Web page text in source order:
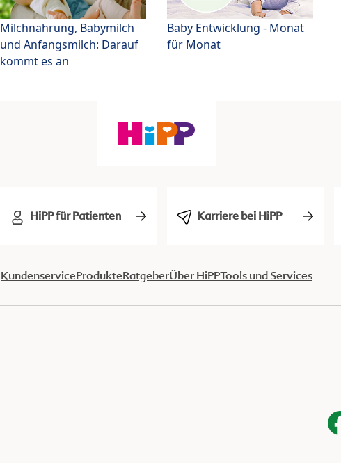
Milchnahrung, Babymilch
und Anfangsmilch: Darauf
kommt es an
Baby Entwicklung - Monat
für Monat
HiPP für Patienten Karriere bei HiPP
KundenserviceProdukteRatgeberÜber HiPPTools und Services